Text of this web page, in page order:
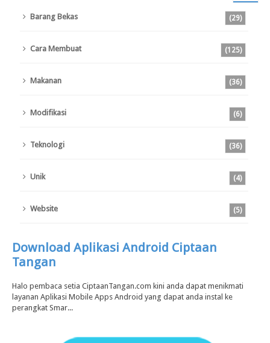
Barang Bekas (29)
Cara Membuat (125)
Makanan (36)
Modifikasi (6)
Teknologi (36)
Unik (4)
Website (5)
Download Aplikasi Android Ciptaan
Tangan
Halo pembaca setia CiptaanTangan.com kini anda dapat menikmati
layanan Aplikasi Mobile Apps Android yang dapat anda instal ke
perangkat Smar...